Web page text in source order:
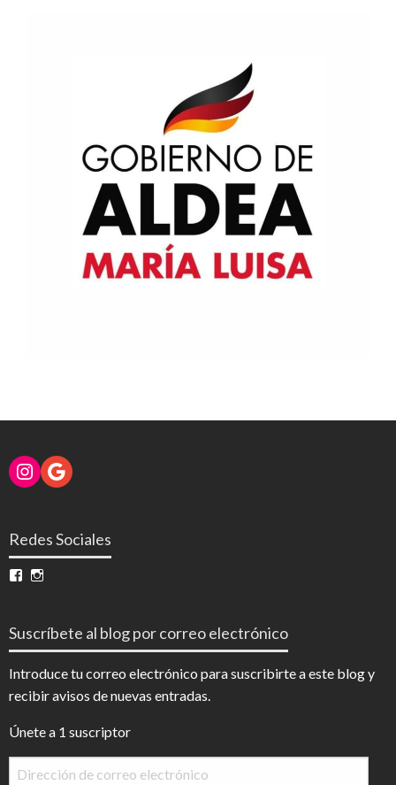
Instagram
Google
Redes Sociales
Ver
en en
Suscríbete al blog por correo electrónico
Introduce tu correo electrónico para suscribirte a este blog y
recibir avisos de nuevas entradas.
Únete a 1 suscriptor
Dirección